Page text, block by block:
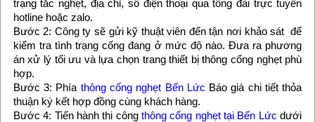
trạng tắc nghẹt, địa chỉ, số điện thoại qua tổng đài trực tuyến
hotline hoặc zalo.
Bước 2: Công ty sẽ gửi kỹ thuật viên đến tận nơi khảo sát để
kiểm tra tình trạng cống đang ở mức độ nào. Đưa ra phương
án xử lý tối ưu và lựa chọn trang thiết bị thông cống nghẹt phù
hợp.
Bước 3: Phía thông cống nghẹt Bến Lức Báo giá chi tiết thỏa
thuận ký kết hợp đồng cùng khách hàng.
Bước 4: Tiến hành thi công thông cống nghẹt tại Bến Lức dưới